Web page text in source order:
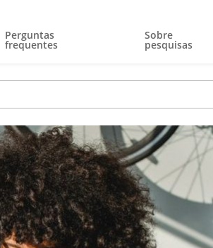
Perguntas
frequentes
Sobre
pesquisas